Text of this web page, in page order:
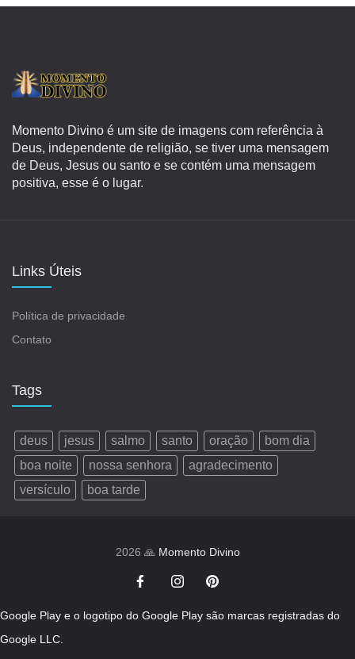
Momento Divino é um site de imagens com referência à
Deus, independente de religião, se tiver uma mensagem
de Deus, Jesus ou santo e se contém uma mensagem
positiva, esse é o lugar.
Links Úteis
Política de privacidade
Contato
Tags
deus jesus salmo santo oração
bom dia
boa noite
nossa senhora
agradecimento
versículo
boa tarde
2026 🙏 Momento Divino
Google Play e o logotipo do Google Play são marcas registradas do
Google LLC.